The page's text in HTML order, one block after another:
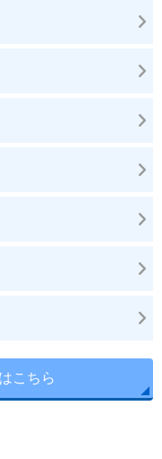
こちら